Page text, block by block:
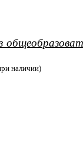
наличии)